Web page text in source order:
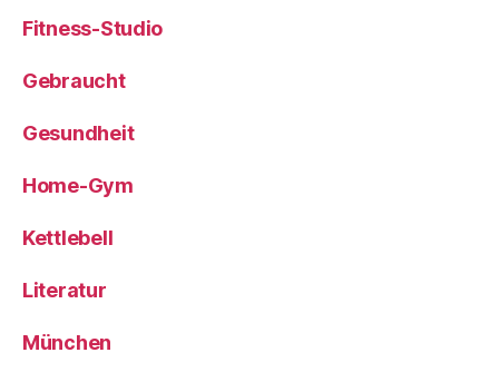
Fitness-Studio
Gebraucht
Gesundheit
Home-Gym
Kettlebell
Literatur
München